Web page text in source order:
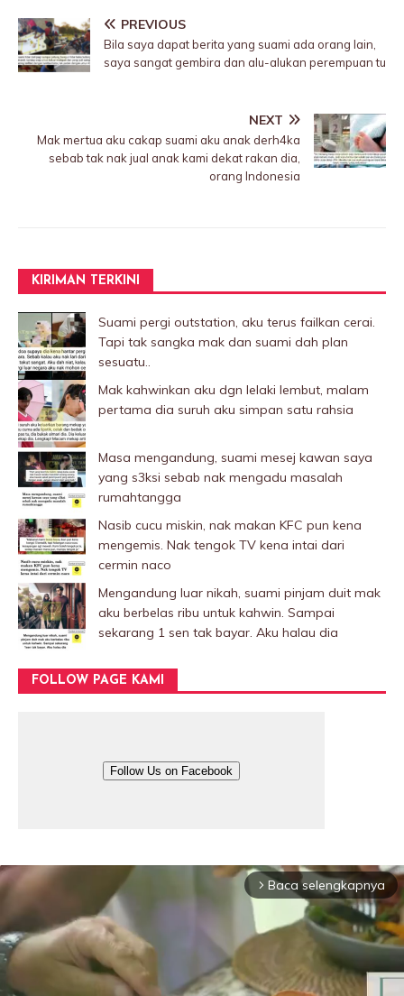
PREVIOUS
Bila saya dapat berita yang suami ada orang lain,
saya sangat gembira dan alu-alukan perempuan tu
NEXT
Mak mertua aku cakap suami aku anak derh4ka
sebab tak nak jual anak kami dekat rakan dia,
orang Indonesia
KIRIMAN TERKINI
Suami pergi outstation, aku terus failkan cerai.
Tapi tak sangka mak dan suami dah plan
sesuatu..
Mak kahwinkan aku dgn lelaki Iembut, malam
pertama dia suruh aku simpan satu rahsia
Masa mengandung, suami mesej kawan saya
yang s3ksi sebab nak mengadu masalah
rumahtangga
Nasib cucu miskin, nak makan KFC pun kena
mengemis. Nak tengok TV kena intai dari
cermin naco
Mengandung luar nikah, suami pinjam duit mak
aku berbelas ribu untuk kahwin. Sampai
sekarang 1 sen tak bayar. Aku halau dia
FOLLOW PAGE KAMI
Follow Us on Facebook
arrow_forward_ios Baca selengkapnya